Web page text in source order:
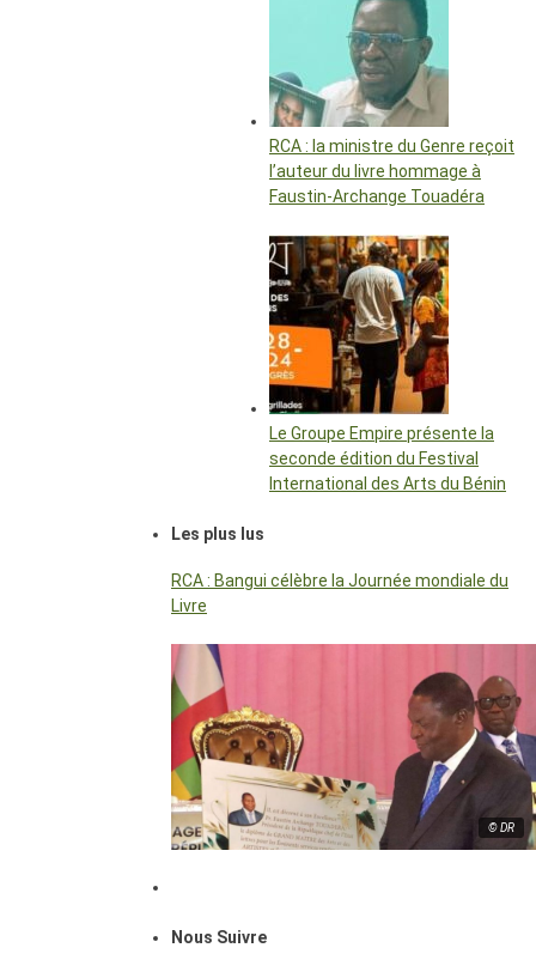
RCA : la ministre du Genre reçoit
l’auteur du livre hommage à
Faustin-Archange Touadéra
Le Groupe Empire présente la
seconde édition du Festival
International des Arts du Bénin
Les plus lus
RCA : Bangui célèbre la Journée mondiale du
Livre
© DR
Nous Suivre